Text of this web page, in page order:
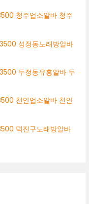
청주업소알바 청주
성정동노래방알바
두정동유흥알바 두
천안업소알바 천안
덕진구노래방알바